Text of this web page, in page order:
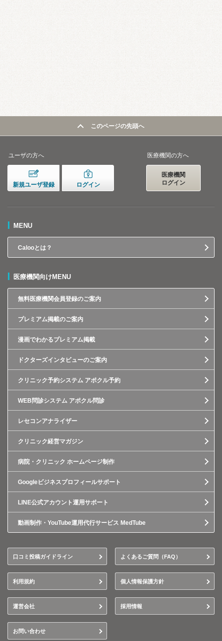
このページの先頭へ
ユーザの方へ
新規ユーザ登録 ログイン
医療機関の方へ
医療機関
ログイン
MENU
Calooとは？
医療機関向けMENU
無料医療機関会員登録のご案内
プレミアム掲載のご案内
漫画でわかるプレミアム掲載
ドクターズインタビューのご案内
クリニック予約システム アポクル予約
WEB問診システム アポクル問診
レセコンアナライザー
クリニック経営マガジン
病院・クリニック ホームページ制作
Googleビジネスプロフィールサポート
LINE公式アカウント運用サポート
動画制作・YouTube運用代行サービス MedTube
口コミ投稿ガイドライン よくあるご質問（FAQ）
利用規約 個人情報保護方針
運営会社 採用情報
お問い合わせ